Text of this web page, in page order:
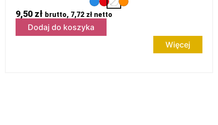
9,50 zł brutto, 7,72 złnetto
Dodaj do koszyka
Więcej